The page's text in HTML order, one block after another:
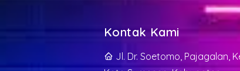
Kontak Kami
Jl. Dr. Soetomo, Pajagalan,